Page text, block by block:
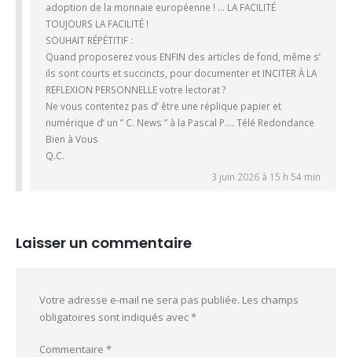
adoption de la monnaie européenne ! … LA FACILITÉ
TOUJOURS LA FACILITÉ !
SOUHAIT RÉPÉTITIF :
Quand proposerez vous ENFIN des articles de fond, même s’
ils sont courts et succincts, pour documenter et INCITER À LA
REFLEXION PERSONNELLE votre lectorat ?
Ne vous contentez pas d’ être une réplique papier et
numérique d’ un ” C. News ” à la Pascal P…. Télé Redondance
Bien à Vous
Q.C.
3 juin 2026 à 15 h 54 min
Laisser un commentaire
Votre adresse e-mail ne sera pas publiée. Les champs
obligatoires sont indiqués avec*
Commentaire *